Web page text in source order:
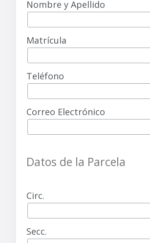
Nombre y Apellido
Matrícula
Teléfono
Correo Electrónico
Datos de la Parcela
Circ.
Secc.